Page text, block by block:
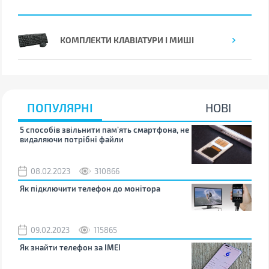
КОМПЛЕКТИ КЛАВІАТУРИ І МИШІ
ПОПУЛЯРНІ НОВІ
5 способів звільнити пам’ять смартфона, не
видаляючи потрібні файли
08.02.2023
310866
Як підключити телефон до монітора
09.02.2023
115865
Як знайти телефон за IMEI